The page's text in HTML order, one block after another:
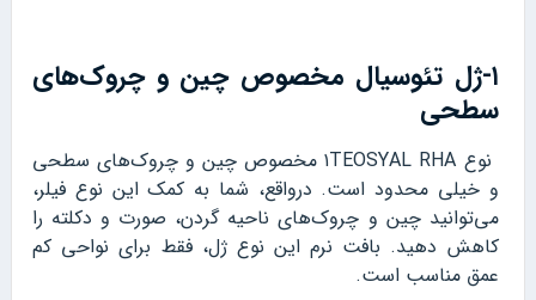
۱-ژل تئوسیال مخصوص چین و چروک‌های
سطحی
نوع ۱TEOSYAL RHA مخصوص چین و چروک‌های سطحی
و خیلی محدود است. درواقع، شما به کمک این نوع فیلر،
می‌توانید چین و چروک‌های ناحیه گردن، صورت و دکلته را
کاهش دهید. بافت نرم این نوع ژل، فقط برای نواحی کم
عمق مناسب است.